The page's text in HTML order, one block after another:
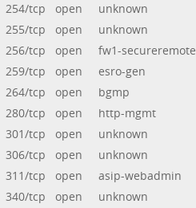
254/tcp open unknown
255/tcp open unknown
256/tcp open fw1-secureremote
259/tcp open esro-gen
264/tcp open bgmp
280/tcp open http-mgmt
301/tcp open unknown
306/tcp open unknown
311/tcp open asip-webadmin
340/tcp open unknown